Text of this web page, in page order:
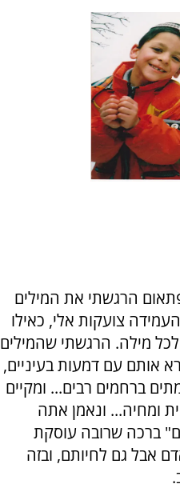
הרגשתי את המילים
צועקות אלי, כאילו
מילה. הרגשתי שהמילים
אותם עם דמעות בעיניים,
ברחמים רבים... ומקיים
ומחיה... ונאמן אתה
ברכה שרובה עוסקת
אבל גם לחיותם, ובזה